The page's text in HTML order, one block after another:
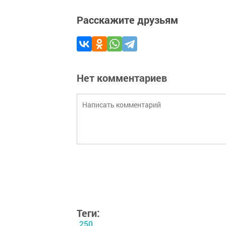
Расскажите друзьям
Нет комментариев
Теги:
250